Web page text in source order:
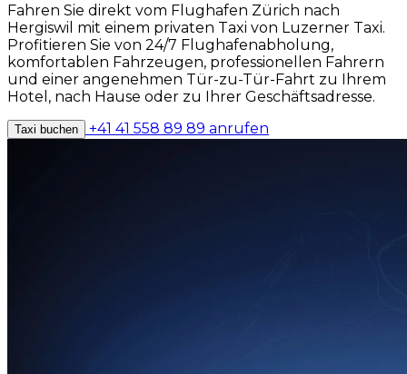
Fahren Sie direkt vom Flughafen Zürich nach
Hergiswil mit einem privaten Taxi von Luzerner Taxi.
Profitieren Sie von 24/7 Flughafenabholung,
komfortablen Fahrzeugen, professionellen Fahrern
und einer angenehmen Tür-zu-Tür-Fahrt zu Ihrem
Hotel, nach Hause oder zu Ihrer Geschäftsadresse.
Taxi buchen +41 41 558 89 89 anrufen